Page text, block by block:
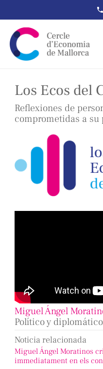
phone
Los Ecos del
Reflexiones de
comprometidas a su
Miguel Ángel
Político y
Noticia relacionada
Miguel Ángel Moratinos
immediatament en els